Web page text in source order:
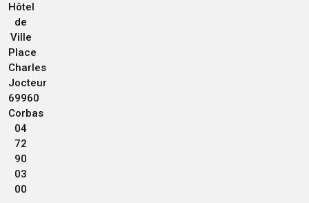
Hôtel
de
Ville
Place
Charles
Jocteur
69960
Corbas
04
72
90
03
00